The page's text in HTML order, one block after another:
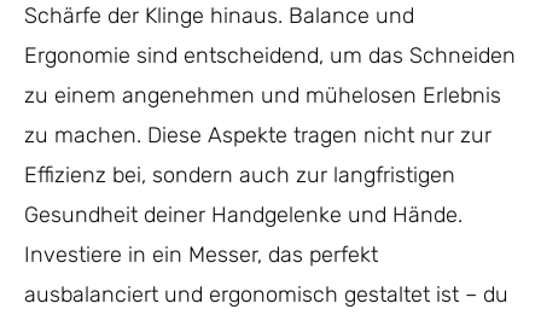
Schärfe der Klinge hinaus. Balance und
Ergonomie sind entscheidend, um das Schneiden
zu einem angenehmen und mühelosen Erlebnis
zu machen. Diese Aspekte tragen nicht nur zur
Effizienz bei, sondern auch zur langfristigen
Gesundheit deiner Handgelenke und Hände.
Investiere in ein Messer, das perfekt
ausbalanciert und ergonomisch gestaltet ist – du